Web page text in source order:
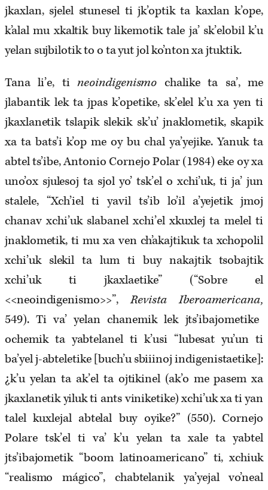
jkaxlan, sjelel stunesel ti jk’optik ta kaxlan k’ope,
k’alal mu xkaltik buy likemotik tale ja’ sk’elobil k’u
yelan sujbilotik to o ta yut jol ko’nton xa jtuktik.
Tana li’e, tineoindigenismo chalike ta sa’, me
jlabantik lek ta jpas k’opetike, sk’elel k’u xa yen ti
jkaxlanetik tslapik slekik sk’u’ jnaklometik, skapik
xa ta bats’i k’op me oy bu chal ya’yejike. Yanuk ta
abtel ts’ibe, Antonio Cornejo Polar (1984) eke oy xa
uno’ox sjulesoj ta sjol yo’ tsk’el o xchi’uk, ti ja’ jun
stalele, “Xch’iel ti yavil ts’ib lo’il a’yejetik jmoj
chanav xchi’uk slabanel xchi’el xkuxlej ta melel ti
jnaklometik, ti mu xa ven ch’akajtikuk ta xchopolil
xchi’uk slekil ta lum ti buy nakajtik tsobajtik
xchi’uk ti jkaxlaetike” (“Sobre el
<<neoindigenismo>>”,Revista Iberoamericana,
549). Ti va’ yelan chanemik lek jts’ibajometike
ochemik ta yabtelanel ti k’usi “lubesat yu’un ti
ba’yel j-abteletike [buch’u sbiiinoj indigenistaetike]:
¿k’u yelan ta ak’el ta ojtikinel (ak’o me pasem xa
jkaxlanetik yiluk ti ants viniketike) xchi’uk xa ti yan
talel kuxlejal abtelal buy oyike?” (550). Cornejo
Polare tsk’el ti va’ k’u yelan ta xale ta yabtel
jts’ibajometik “boom latinoamericano” ti, xchiuk
“realismo mágico”, chabtelanik ya’yejal vo’neal